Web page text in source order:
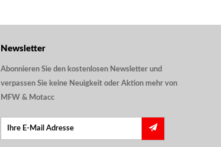
Newsletter
Abonnieren Sie den kostenlosen Newsletter und
verpassen Sie keine Neuigkeit oder Aktion mehr von
MFW & Motacc